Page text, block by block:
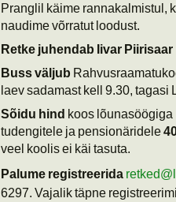
Pranglil käime rannakalmistul,
naudime võrratut loodust.
Retke juhendab Iivar
Buss väljub
laev sadamast kell 9.30,
Sõidu hind koos
tudengitele ja pensionäridele
veel koolis ei käi tasuta.
Palume registreerida
6297. Vajalik täpne